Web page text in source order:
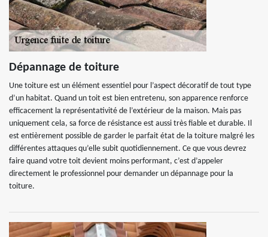
Dépannage de toiture
Une toiture est un élément essentiel pour l’aspect décoratif de tout type
d’un habitat. Quand un toit est bien entretenu, son apparence renforce
efficacement la représentativité de l’extérieur de la maison. Mais pas
uniquement cela, sa force de résistance est aussi très fiable et durable. Il
est entièrement possible de garder le parfait état de la toiture malgré les
différentes attaques qu’elle subit quotidiennement. Ce que vous devrez
faire quand votre toit devient moins performant, c’est d’appeler
directement le professionnel pour demander un dépannage pour la
toiture.